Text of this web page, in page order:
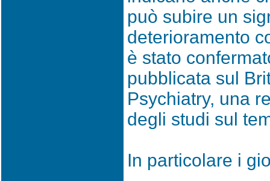
può subire un
deterioramento
è stato
pubblicata sul
Psychiatry, una
degli studi sul
In particolare i